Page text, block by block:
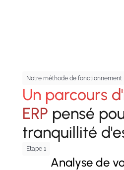
Notre méthode de fonctionnement
Un parcours
ERP pensé
tranquillité
Etape 1
Analyse de